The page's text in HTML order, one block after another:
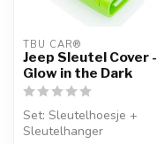
TBU CAR®
Jeep Sleutel Cover -
Glow in the Dark
Set: Sleutelhoesje +
Sleutelhanger